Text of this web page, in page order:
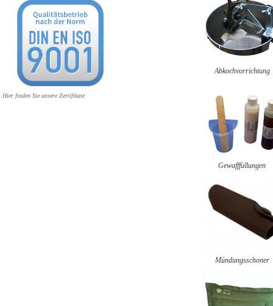
Hier finden Sie unsere Zertifikate
Abkochvorrichtung
Gewafffüllungen
Mündungsschoner